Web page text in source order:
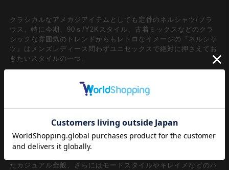
クラシカルなアメカジアイテムとしても定番のネルシャツ/ブラ
ウス。特に今期、90ｓ/Y2Kスタイル、古着ミックスなどのクラ
シックな雰囲気のトレンドからもレトロなイメージの『ネルシャ
ツ』はメンズレディース問わずユニセックスで絶対に押さえてお
きたいスタイルの一つ。
を与えた定番のコットンネル生地仕様をベースに、90ｓリバイバ
ル、Y2Kスタイルの流れや古着ミックススタイルなどトレンドの
ムードから大注目の短丈シルエットがグッドムード。短丈ながら
あるクロップド丈スタイルを表現したエレガントな一枚。90
ｓ/Y2Kスタイル、古着ミックス、アメカジやワークスタイルな
どのクラシックムードなスタイルはもちろん、韓国ストリートフ
たカジュアル全般、さらにはモードスタイルやキレイメなどのハ